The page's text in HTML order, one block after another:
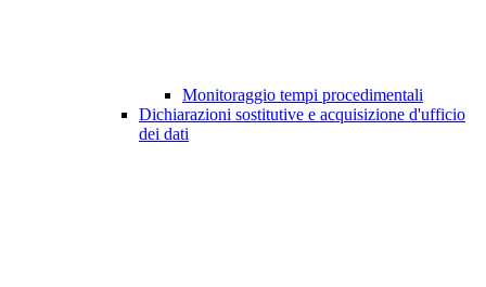
Monitoraggio tempi procedimentali
Dichiarazioni sostitutive e acquisizione d'ufficio
dei dati